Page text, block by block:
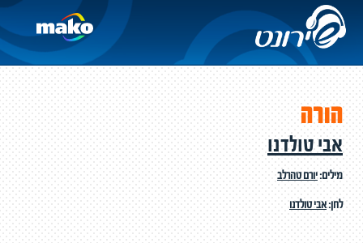
הורה
אבי טולדנו
מילים:יורם טהרלב
לחן:אבי טולדנו